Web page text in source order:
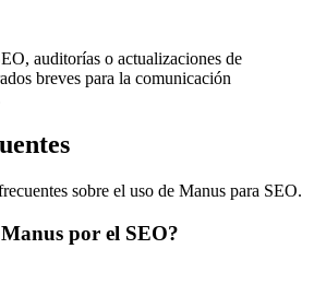
auditorías o actualizaciones de
breves para la comunicación
sobre el uso de Manus para SEO.
por el SEO?